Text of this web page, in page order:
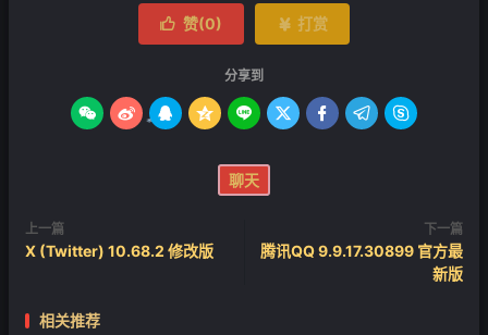
 赞(0)  打赏
分享到
        
聊天
上一篇
X (Twitter) 10.68.2 修改版
下一篇
腾讯QQ 9.9.17.30899 官方最
新版
相关推荐